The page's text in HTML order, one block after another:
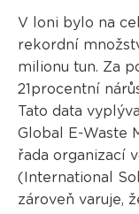
V loni bylo na
rekordní
milionu tun. Za
21procentní
Tato data
Global E-Waste
řada organizací
(International
zároveň varuje,